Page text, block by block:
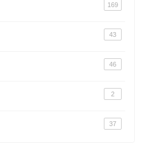
169
43
46
2
37